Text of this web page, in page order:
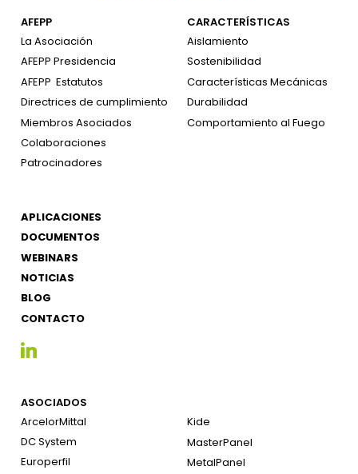
AFEPP
La Asociación
AFEPP Presidencia
AFEPP Estatutos
Directrices de cumplimiento
Miembros Asociados
Colaboraciones
Patrocinadores
CARACTERÍSTICAS
Aislamiento
Sostenibilidad
Características Mecánicas
Durabilidad
Comportamiento al Fuego
APLICACIONES
DOCUMENTOS
WEBINARS
NOTICIAS
BLOG
CONTACTO
ASOCIADOS
ArcelorMittal
DC System
Europerfil
Kide
MasterPanel
MetalPanel